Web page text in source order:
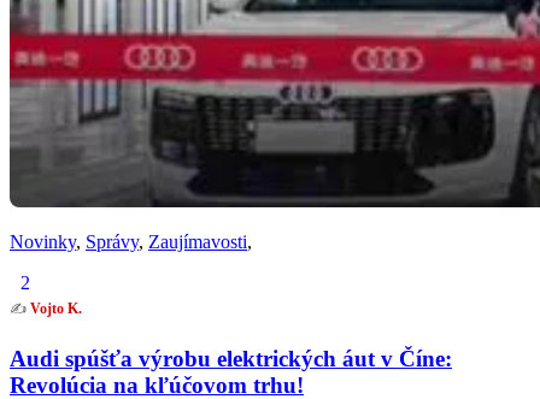
Novinky, Správy, Zaujímavosti,
2
✍️ Vojto K.
Audi spúšťa výrobu elektrických áut v Číne:
Revolúcia na kľúčovom trhu!